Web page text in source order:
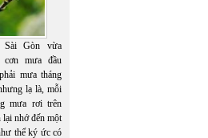
Sài Gòn vừa
cơn mưa đầu
mưa tháng
lạ là, mỗi
mưa rơi trên
nhớ đến một
thể ký ức có